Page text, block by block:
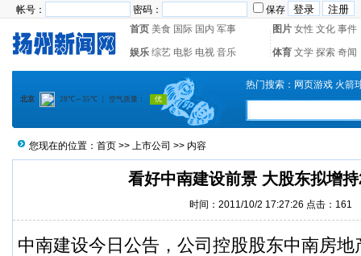
帐号： 密码：
保存
首页 美食 国际 国内 军事 图片 女性 文化 事件
娱乐 综艺 电影 电视 音乐 体育 文学 探索 奇闻
热门搜索： 网页游戏 火箭
您现在的位置： 首页 >> 上市公司 >> 内容
看好中南建设前景 大股东拟增
时间：2011/10/2 17:27:26 点击： 161
中南建设今日公告，公司控股股东中南房